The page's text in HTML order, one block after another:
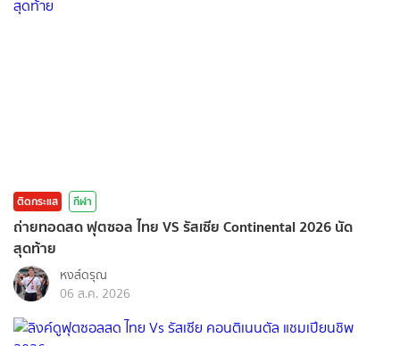
ติดกระแส กีฬา
ถ่ายทอดสด ฟุตซอล ไทย VS รัสเซีย Continental 2026 นัด
สุดท้าย
หงส์ดรุณ
06 ส.ค. 2026